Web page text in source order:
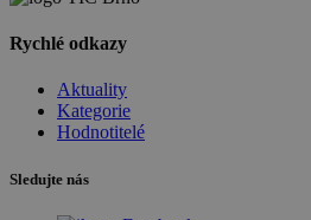
Rychlé odkazy
Aktuality
Kategorie
Hodnotitelé
Sledujte nás